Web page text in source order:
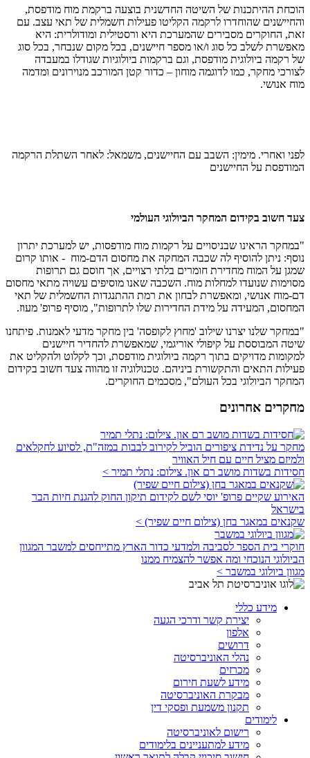
הוכחת ההיתכנות של השיטה החדשנית בוצעה ברקמת מוח מודפסת,
והחיישנים שהוחדרו לרקמה הקליטו פעילות חשמלית של תאי עצב. עם
זאת, החוקרים מסבירים שהמערכת היא ורסטילית ומודולרית: היא
מאפשרת לשלב כל סוג ו/או מספר חיישנים, בכל מקום שנבחר, בכל סוג
של רקמה ביולוגית מודפסת, וגם ברקמות ביולוגיות שגודלו במעבדה
לצורכי מחקר, כמו לדוגמה מוחון – כדור קטן המורכב מנוירונים ומדמה
מוח אנושי.
לפני ואחרי. מימין: השבב עם החיישנים, משמאל: לאחר השתלת הרקמה
המודפסת על החיישנים
צעד חשוב בקידום המחקר הביולוגי העולמי
"במחקר הראינו שבניסויים על רקמות מוח מודפסות, יש למערכת יתרון
נוסף: ניתן להוסיף לה שכבה המחקה את מחסום הדם-מוח - אותו קרום
שמגן על המוח מחדירת חומרים בלתי רצויים, אך חוסם גם תרופות
מסוימות שנועדו למחלות מוח. השכבה שאנו מוסיפים עשויה מתאי מחסום
דם-מוח אנושי, ומאפשרת לבחון את רמת ההתנגדות החשמלית של תאי
המחסום, המעידה על מידת החדירות שלו לתרופות", מוסיף פרופ' מעוז.
"במחקר שלנו יצרנו שילוב 'מחוץ לקופסה' בין מחקר מדעי לאמנות. פיתחנו
שיטה המבוססת על קיפולי אוריגמי, שמאפשרת להחדיר חיישנים
למקומות מדויקים בתוך רקמה ביולוגית מודפסת, וכך לקלוט ולהקליט את
פעילות התאים והתקשורת ביניהם. טכנולוגיה זו מהווה צעד חשוב בקידום
המחקר הביולוגי בכל העולם", מסכמים החוקרים.
מחקרים אחרונים
מחקר על נדידת ציפורים הוביל לקירוב לבבות במזה"ת, לסיוע לחקלאים
ולמיזם מציל חיים עם חיל האוויר
חסידות בשדות מושב רם און. צילום: נתלי תמיר >
האירוע שקיים פרופ' יוסי לשם לקידום תיקון החוק להגנת חיות הבר
בישראל
שקנאים במאגר בחן (צילום חיים שפיר) >
חוקרי בית הספר לסביבה ולמדעי כדור הארץ מתייחסים למשבר המגוון
הביולוגי הנוכחי ומה אפשר להצמיח ממנו
מגוון ביולוגי במשבר >
מידע כללי
יצירת קשר ודרכי הגעה
אלפון
דרושים
נהלי האוניברסיטה
מכרזים
מידע לשעת חירום
מבקרת האוניברסיטה
תקנון משמעת ופסקי דין
לימודים
רישום לאוניברסיטה
מידע למתעניינים בלימודים